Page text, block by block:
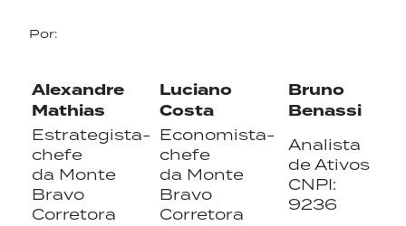
Por:
Alexandre
Mathias
Luciano
Costa
Bruno
Benassi
Estrategista-
chefe
da Monte
Bravo
Corretora
Economista-
chefe
da Monte
Bravo
Corretora
Analista
de Ativos
CNPI:
9236